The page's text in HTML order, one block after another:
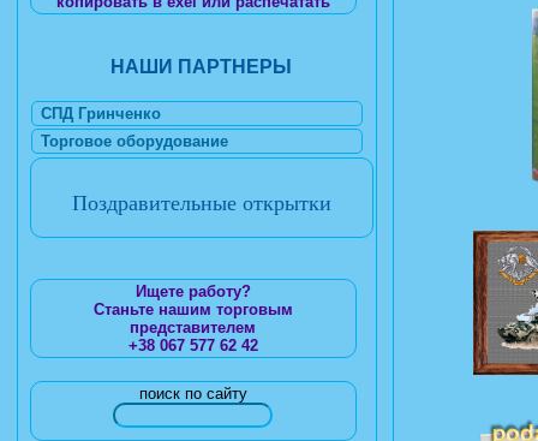
НАШИ ПАРТНЕРЫ
СПД Гринченко
Торговое оборудование
Поздравительные открытки
Ищете работу?
Станьте нашим торговым
представителем
+38 067 577 62 42
поиск по сайту